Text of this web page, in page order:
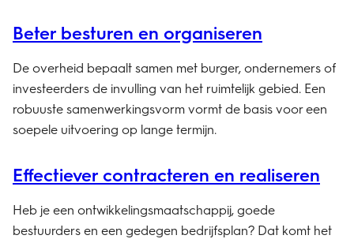
Beter besturen en organiseren
De overheid bepaalt samen met burger, ondernemers of
investeerders de invulling van het ruimtelijk gebied. Een
robuuste samenwerkingsvorm vormt de basis voor een
soepele uitvoering op lange termijn.
Effectiever contracteren en realiseren
Heb je een ontwikkelingsmaatschappij, goede
bestuurders en een gedegen bedrijfsplan? Dat komt het